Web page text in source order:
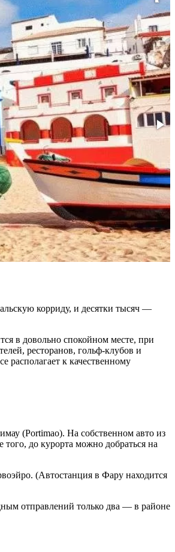
корриду, и десятки тысяч —
в довольно спокойном месте, при
ресторанов, гольф-клубов и
к качественному
(Portimao). На собственном авто из
до курорта можно добраться на
(Автостанция в Фару находится
отправлений только два — в районе